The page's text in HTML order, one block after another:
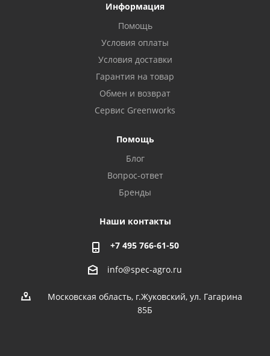
Информация
Помощь
Условия оплаты
Условия доставки
Гарантия на товар
Обмен и возврат
Сервис Greenworks
Помощь
Блог
Вопрос-ответ
Бренды
Наши контакты
+7 495 766-61-50
info@spec-agro.ru
Московская область, г.Жуковский, ул. Гагарина
85Б